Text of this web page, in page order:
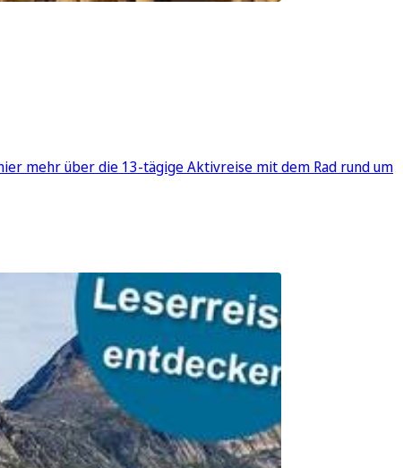
mehr über die 13-tägige Aktivreise mit dem Rad rund um